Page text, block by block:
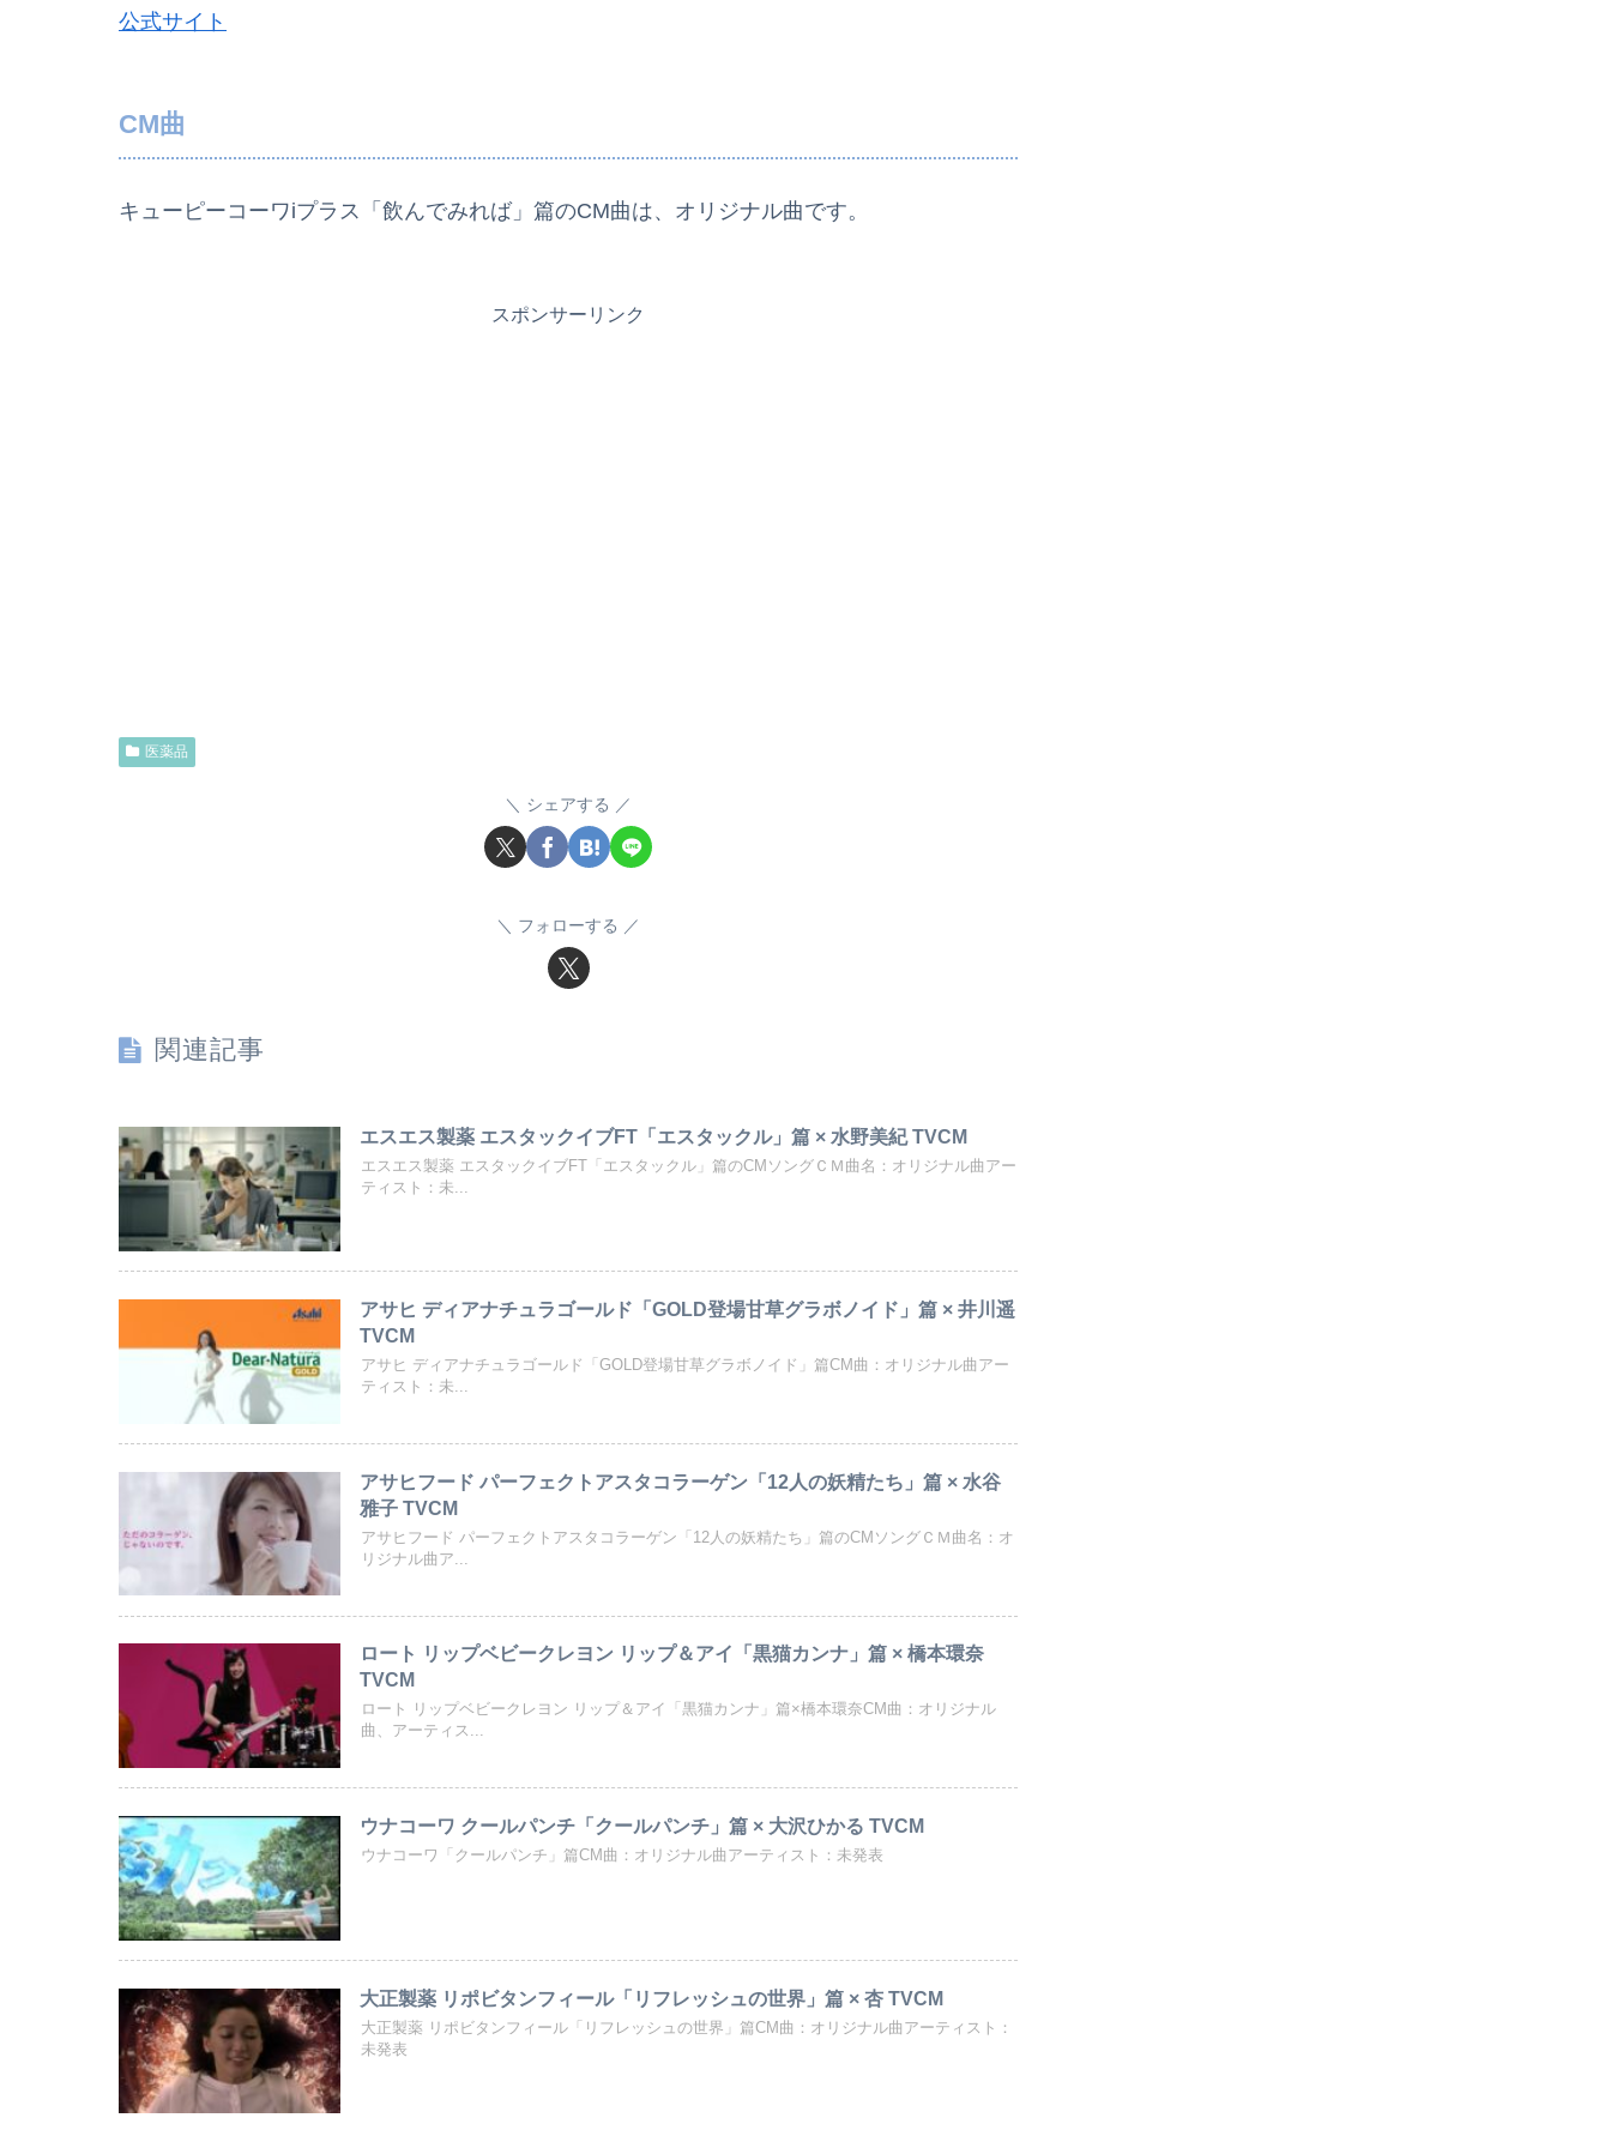
公式サイト
CM曲
キューピーコーワiプラス「飲んでみれば」篇のCM曲は、オリジナル曲です。
スポンサーリンク
医薬品
シェアする
フォローする
関連記事
エスエス製薬 エスタックイブFT「エスタックル」篇 × 水野美紀 TVCM
エスエス製薬 エスタックイブFT「エスタックル」篇のCMソングＣＭ曲名：オリジナル曲アー
ティスト：未...
アサヒ ディアナチュラゴールド「GOLD登場甘草グラボノイド」篇 × 井川遥
TVCM
アサヒ ディアナチュラゴールド「GOLD登場甘草グラボノイド」篇CM曲：オリジナル曲アー
ティスト：未...
アサヒフード パーフェクトアスタコラーゲン「12人の妖精たち」篇 × 水谷
雅子 TVCM
アサヒフード パーフェクトアスタコラーゲン「12人の妖精たち」篇のCMソングＣＭ曲名：オ
リジナル曲ア...
ロート リップベビークレヨン リップ＆アイ「黒猫カンナ」篇 × 橋本環奈
TVCM
ロート リップベビークレヨン リップ＆アイ「黒猫カンナ」篇×橋本環奈CM曲：オリジナル
曲、アーティス...
ウナコーワ クールパンチ「クールパンチ」篇 × 大沢ひかる TVCM
ウナコーワ「クールパンチ」篇CM曲：オリジナル曲アーティスト：未発表
大正製薬 リポビタンフィール「リフレッシュの世界」篇 × 杏 TVCM
大正製薬 リポビタンフィール「リフレッシュの世界」篇CM曲：オリジナル曲アーティスト：
未発表